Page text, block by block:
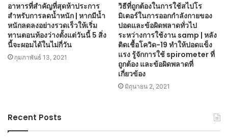
อาหารที่สำคัญที่สุดห้าประการ
สำหรับการลดน้ำหนัก | หากมีน้ำ
หนักลดลงอย่างรวดเร็วให้เริ่ม
ทานตอนท้องว่างตั้งแต่วันนี้ 5 สิ่ง
นี้จะผอมได้ในไม่กี่วัน
กุมภาพันธ์ 13, 2021
วิธีที่ถูกต้องในการใช้สไปโร
มิเตอร์ในการออกกำลังกายของ
ปอดและข้อผิดพลาดทั่วไป
ระหว่างการใช้งาน samp | หลัง
ติดเชื้อโควิด-19 ทำให้ปอดแข็ง
แรง รู้จักการใช้ spirometer ที่
ถูกต้อง และข้อผิดพลาดที่
เกี่ยวข้อง
มิถุนายน 2, 2021
Recent Posts